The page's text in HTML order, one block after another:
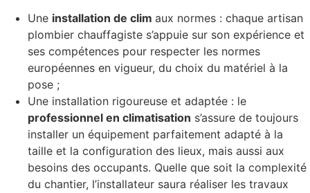
Une installation de clim aux normes : chaque artisan
plombier chauffagiste s’appuie sur son expérience et
ses compétences pour respecter les normes
européennes en vigueur, du choix du matériel à la
pose ;
Une installation rigoureuse et adaptée : le
professionnel en climatisation s’assure de toujours
installer un équipement parfaitement adapté à la
taille et la configuration des lieux, mais aussi aux
besoins des occupants. Quelle que soit la complexité
du chantier, l’installateur saura réaliser les travaux